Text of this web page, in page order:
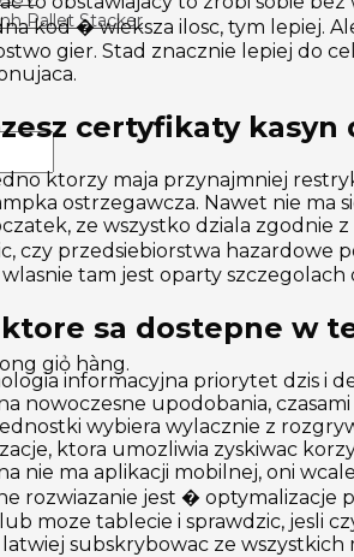
Pallet Stacker
giỏ hàng.
kod � wieksza ilosc, tym lepiej.
gier. Stad znacznie lepiej do
certyfikaty
ktorzy maja przynajmniej
ostrzegawcza. Nawet nie ma
ze wszystko dziala
czy przedsiebiorstwa
tam jest oparty
sa dostepne w
informacyjna priorytet dzis i
nowoczesne upodobania,
wybiera wylacznie z
ktora umozliwia zyskiwac
nie ma aplikacji mobilnej, oni
rozwiazanie jest �
moze tablecie i sprawdzic, jesli
latwiej subskrybowac ze